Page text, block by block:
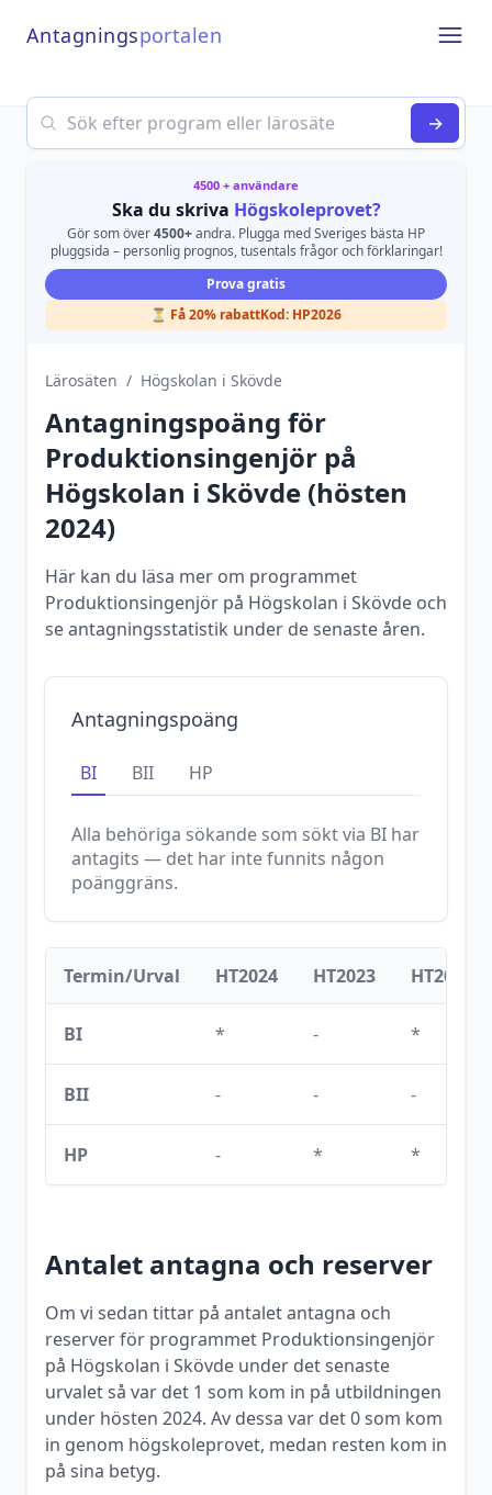
Antagningsportalen
Search
→
4500 + användare
Ska du skriva Högskoleprovet?
Gör som över4500+andra. Plugga med Sveriges bästa HP
pluggsida – personlig prognos, tusentals frågor och förklaringar!
Prova gratis
⏳ Få 20% rabattKod: HP2026
Lärosäten / Högskolan i Skövde
Antagningspoäng för
Produktionsingenjör på
Högskolan i Skövde (hösten
2024)
Här kan du läsa mer om programmet
Produktionsingenjör på Högskolan i Skövde och
se antagningsstatistik under de senaste åren.
Antagningspoäng
BI BII HP
Alla behöriga sökande som sökt via BI har
antagits — det har inte funnits någon
poänggräns.
Termin/Urval HT2024 HT2023 HT2022
BI * - *
BII - - -
HP - * *
Antalet antagna och reserver
Om vi sedan tittar på antalet antagna och
reserver för programmet Produktionsingenjör
på Högskolan i Skövde under det senaste
urvalet så var det 1 som kom in på utbildningen
under hösten 2024. Av dessa var det0som kom
in genom högskoleprovet, medan resten kom in
på sina betyg.